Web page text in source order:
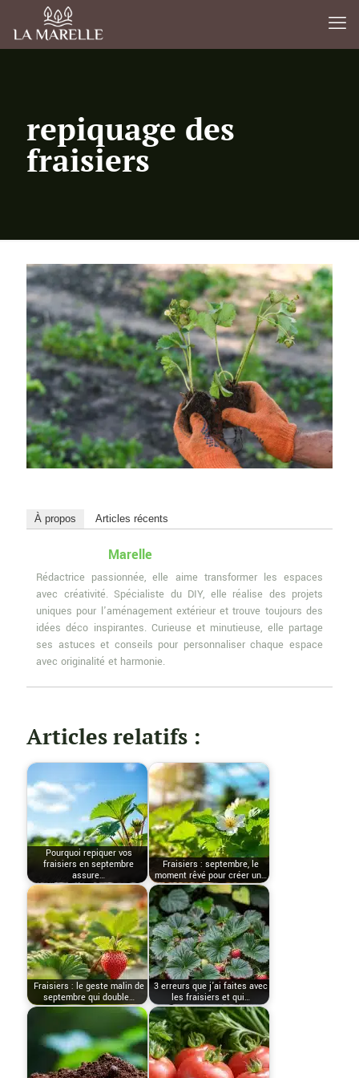
repiquage des
fraisiers
À propos Articles récents
Marelle
Rédactrice passionnée, elle aime transformer les espaces
avec créativité. Spécialiste du DIY, elle réalise des projets
uniques pour l'aménagement extérieur et trouve toujours des
idées déco inspirantes. Curieuse et minutieuse, elle partage
ses astuces et conseils pour personnaliser chaque espace
avec originalité et harmonie.
Articles relatifs :
Pourquoi repiquer vos
fraisiers en septembre
assure…
Fraisiers : septembre, le
moment rêvé pour créer un…
Fraisiers : le geste malin de
septembre qui double…
3 erreurs que j’ai faites avec
les fraisiers et qui…